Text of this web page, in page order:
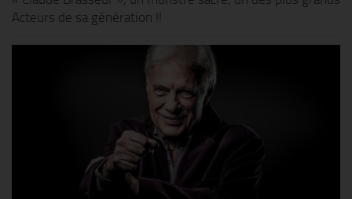
Acteurs de sa génération !!